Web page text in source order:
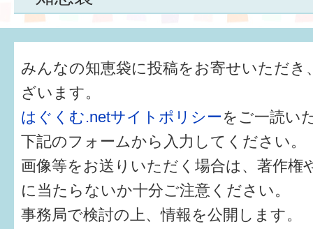
みんなの知恵袋に投稿をお寄せいただき
ざいます。
はぐくむ.netサイトポリシーをご一読い
下記のフォームから入力してください。
画像等をお送りいただく場合は、著作権
に当たらないか十分ご注意ください。
事務局で検討の上、情報を公開します。
結婚したい
子どもがほしい
福井の子育て環境
子どもを育てよう
もしものときの緊急連絡先
届出・手当・助成
健診・予防接種